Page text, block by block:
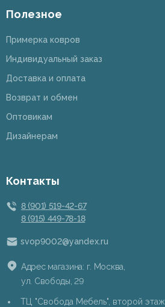
Полезное
Примерка ковров
Индивидуальный заказ
Доставка и оплата
Возврат и обмен
Оптовикам
Дизайнерам
Контакты
8 (901) 519-42-67
8 (915) 449-78-18
svop9002@yandex.ru
Адрес магазина: г. Москва,
ул. Свободы, 29
ТЦ "Свобода Мебель", второй этаж,